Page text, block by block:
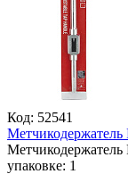
Код: 52541
упаковке: 1